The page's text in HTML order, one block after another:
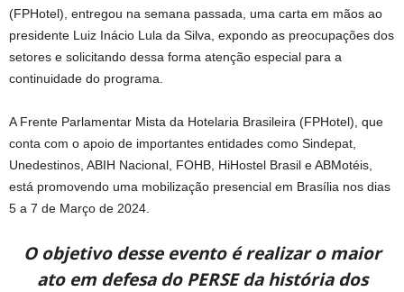
(FPHotel), entregou na semana passada, uma carta em mãos ao
presidente Luiz Inácio Lula da Silva, expondo as preocupações dos
setores e solicitando dessa forma atenção especial para a
continuidade do programa.
A Frente Parlamentar Mista da Hotelaria Brasileira (FPHotel), que
conta com o apoio de importantes entidades como Sindepat,
Unedestinos, ABIH Nacional, FOHB, HiHostel Brasil e ABMotéis,
está promovendo uma mobilização presencial em Brasília nos dias
5 a 7 de Março de 2024.
O objetivo desse evento é realizar o maior
ato em defesa do PERSE da história dos